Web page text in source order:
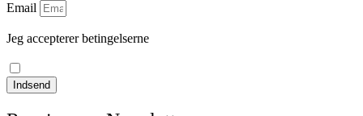
Email
Jeg accepterer betingelserne
Indsend